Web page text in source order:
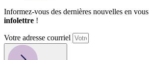
Informez-vous des dernières nouvelles en vous
infolettre !
Votre adresse courriel